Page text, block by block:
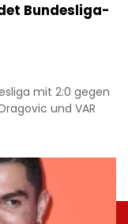
Bundesliga-
mit 2:0 gegen
und VAR